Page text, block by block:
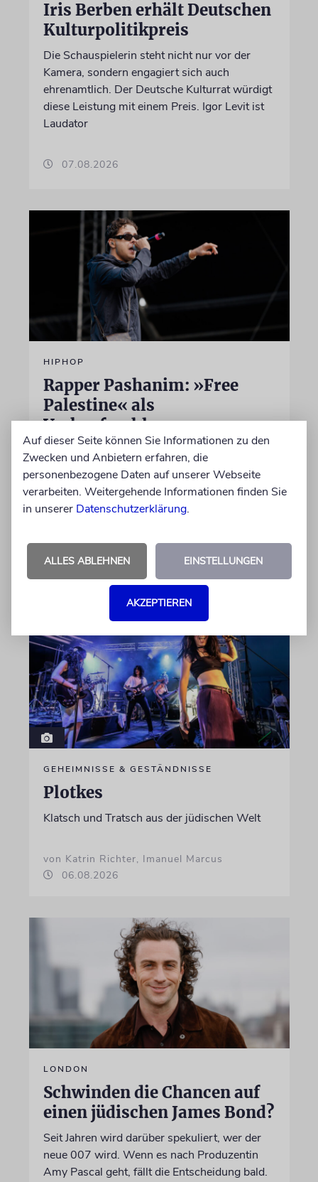
Iris Berben erhält Deutschen
Kulturpolitikpreis
Die Schauspielerin steht nicht nur vor der
Kamera, sondern engagiert sich auch
ehrenamtlich. Der Deutsche Kulturrat würdigt
diese Leistung mit einem Preis. Igor Levit ist
Laudator
07.08.2026
HIPHOP
Rapper Pashanim: »Free
Palestine« als
Verkaufsschlager
Auf seinem neuen Album »Lounge Musik«
rappt der Berliner Musiker Pashanim
wiederholt über den Israel-Palästina-Konflikt –
Kokettieren mit dem palästinensischen
von Lennart Wilsch
GEHEIMNISSE & GESTÄNDNISSE
Plotkes
Klatsch und Tratsch aus der jüdischen Welt
von Katrin Richter, Imanuel Marcus
06.08.2026
LONDON
Schwinden die Chancen auf
einen jüdischen James Bond?
Seit Jahren wird darüber spekuliert, wer der
neue 007 wird. Wenn es nach Produzentin
Amy Pascal geht, fällt die Entscheidung bald.
Auf dieser Seite können Sie Informationen zu den
Zwecken und Anbietern erfahren, die
personenbezogene Daten auf unserer Webseite
verarbeiten. Weitergehende Informationen finden Sie
in unserer Datenschutzerklärung.
ALLES ABLEHNEN EINSTELLUNGEN
AKZEPTIEREN